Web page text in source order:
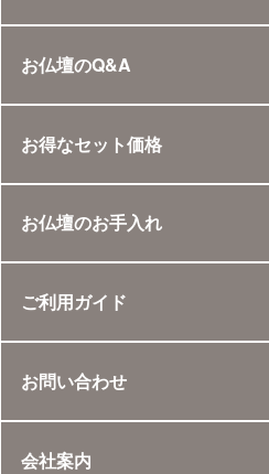
お仏壇のQ&A
お得なセット価格
お仏壇のお手入れ
ご利用ガイド
お問い合わせ
会社案内